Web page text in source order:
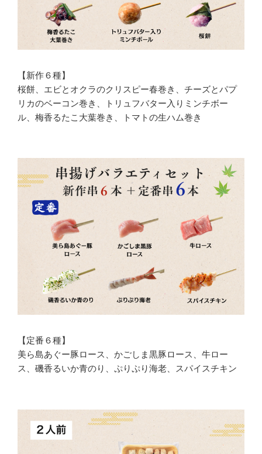
【新作６種】
桜餅、エビとオクラのクリスピー春巻き、チーズとパプ
リカのベーコン巻き、トリュフバター入りミンチボー
ル、梅香るたこ大葉巻き、トマトの生ハム巻き
【定番６種】
美ら島あぐー豚ロース、かごしま黒豚ロース、牛ロー
ス、磯香るいか青のり、ぷりぷり海老、スパイスチキン